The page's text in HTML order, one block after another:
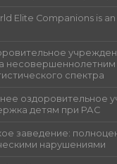
Elite Companions is
несовершеннолетним
спектра
оздоровительное
детям при РАС
заведение:
нарушениями